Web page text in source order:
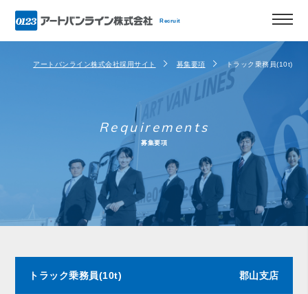
Recruit
アートバンライン株式会社採用サイト 募集要項 トラック乗務員(10t)
Requirements
募集要項
トラック乗務員(10t) 郡山支店